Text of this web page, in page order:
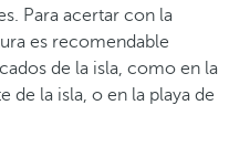
Para acertar con la
es recomendable
de la isla, como en la
de la isla, o en la playa de